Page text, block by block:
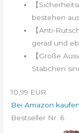
【
bestehen
【Anti-
gerad und
【Große
Stäbchen
10,99 EUR
Bei Amazon kaufen
Bestseller Nr. 6